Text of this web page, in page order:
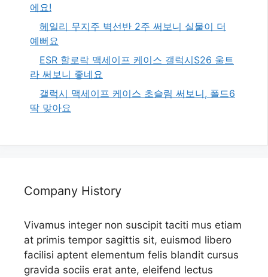
에요!
헤일리 무지주 벽선반 2주 써보니 실물이 더
예뻐요
ESR 할로락 맥세이프 케이스 갤럭시S26 울트
라 써보니 좋네요
갤럭시 맥세이프 케이스 초슬림 써보니, 폴드6
딱 맞아요
Company History
Vivamus integer non suscipit taciti mus etiam
at primis tempor sagittis sit, euismod libero
facilisi aptent elementum felis blandit cursus
gravida sociis erat ante, eleifend lectus